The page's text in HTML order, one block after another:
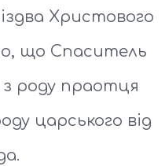
Христового
що Спаситель
з роду праотця
царського від